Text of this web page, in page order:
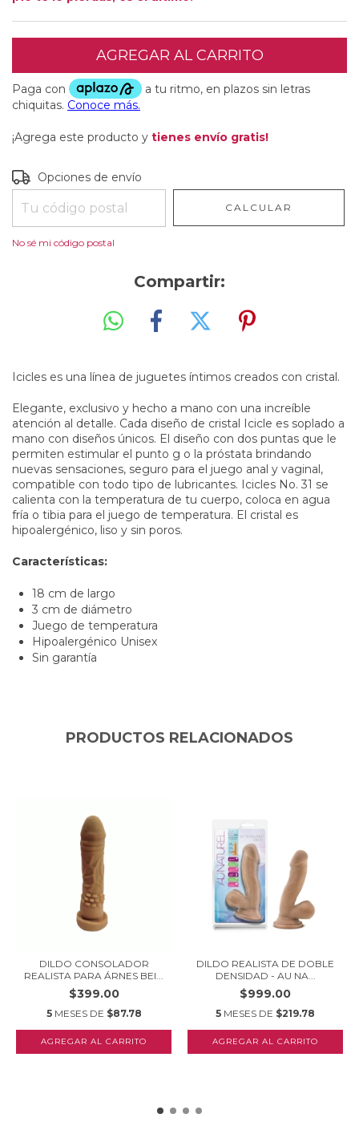
¡Agrega este producto y tienes envío gratis!
Entregas para el CP:
Opciones de envío
CALCULAR
No sé mi código postal
Compartir:
Icicles es una línea de juguetes íntimos creados con cristal.
Elegante, exclusivo y hecho a mano con una increíble
atención al detalle. Cada diseño de cristal Icicle es soplado a
mano con diseños únicos. El diseño con dos puntas que le
permiten estimular el punto g o la próstata brindando
nuevas sensaciones, seguro para el juego anal y vaginal,
compatible con todo tipo de lubricantes. Icicles No. 31 se
calienta con la temperatura de tu cuerpo, coloca en agua
fría o tibia para el juego de temperatura. El cristal es
hipoalergénico, liso y sin poros.
Características:
18 cm de largo
3 cm de diámetro
Juego de temperatura
Hipoalergénico Unisex
Sin garantía
PRODUCTOS RELACIONADOS
DILDO CONSOLADOR
REALISTA PARA ÁRNES BEI...
$399.00
5 MESES DE $87.78
DILDO REALISTA DE DOBLE
DENSIDAD - AU NA...
$999.00
5 MESES DE $219.78